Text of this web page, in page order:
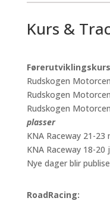
Kurs &
Førerutviklingskurs
Rudskogen
Rudskogen
Rudskogen
plasser
KNA Raceway 21-23
KNA Raceway 18-20
Nye dager blir
RoadRacing: